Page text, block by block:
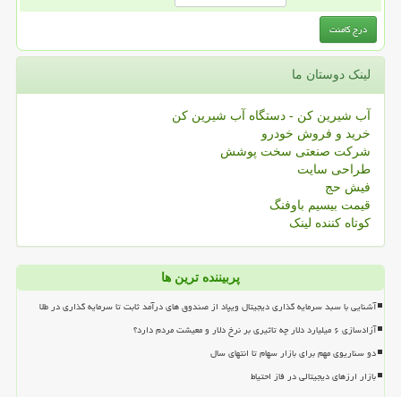
لینک دوستان ما
آب شیرین کن - دستگاه آب شیرین کن
خرید و فروش خودرو
شرکت صنعتی سخت پوشش
طراحی سایت
فیش حج
قیمت بیسیم باوفنگ
کوتاه کننده لینک
پربیننده ترین ها
آشنایی با سبد سرمایه گذاری دیجیتال ویپاد از صندوق های درآمد ثابت تا سرمایه گذاری در طلا
آزادسازی ۶ میلیارد دلار چه تاثیری بر نرخ دلار و معیشت مردم دارد؟
دو سناریوی مهم برای بازار سهام تا انتهای سال
بازار ارزهای دیجیتالی در فاز احتیاط